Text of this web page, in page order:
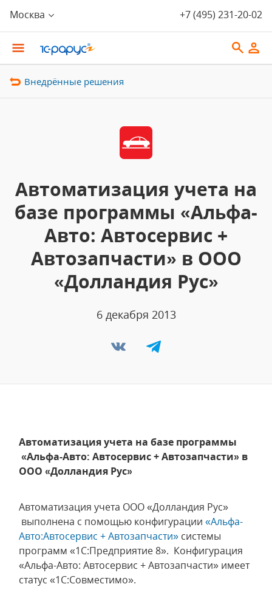
Москва +7 (495) 231-20-02
Внедрённые решения
Автоматизация учета на
базе программы «Альфа-
Авто: Автосервис +
Автозапчасти» в ООО
«Долландия Рус»
6 декабря 2013
Автоматизация учета на базе программы
«Альфа-Авто: Автосервис + Автозапчасти» в
ООО «Долландия Рус»
Автоматизация учета ООО «Долландия Рус»
выполнена с помощью конфигурации «Альфа-
Авто:Автосервис + Автозапчасти» системы
программ «1С:Предприятие 8». Конфигурация
«Альфа-Авто: Автосервис + Автозапчасти» имеет
статус «1С:Совместимо».